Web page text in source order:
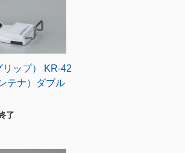
ップ） KR-42
テナ）ダブル
了